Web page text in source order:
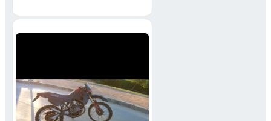
CULATIN,CAJA DE LAMINAS
24 KEING,UN ZEN POR